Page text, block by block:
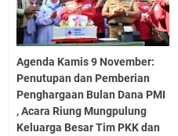
Agenda Kamis 9 November:
Penutupan dan Pemberian
Penghargaan Bulan Dana PMI
, Acara Riung Mungpulung
Keluarga Besar Tim PKK dan